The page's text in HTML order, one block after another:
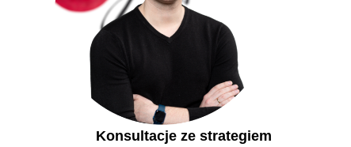
Konsultacje ze strategiem